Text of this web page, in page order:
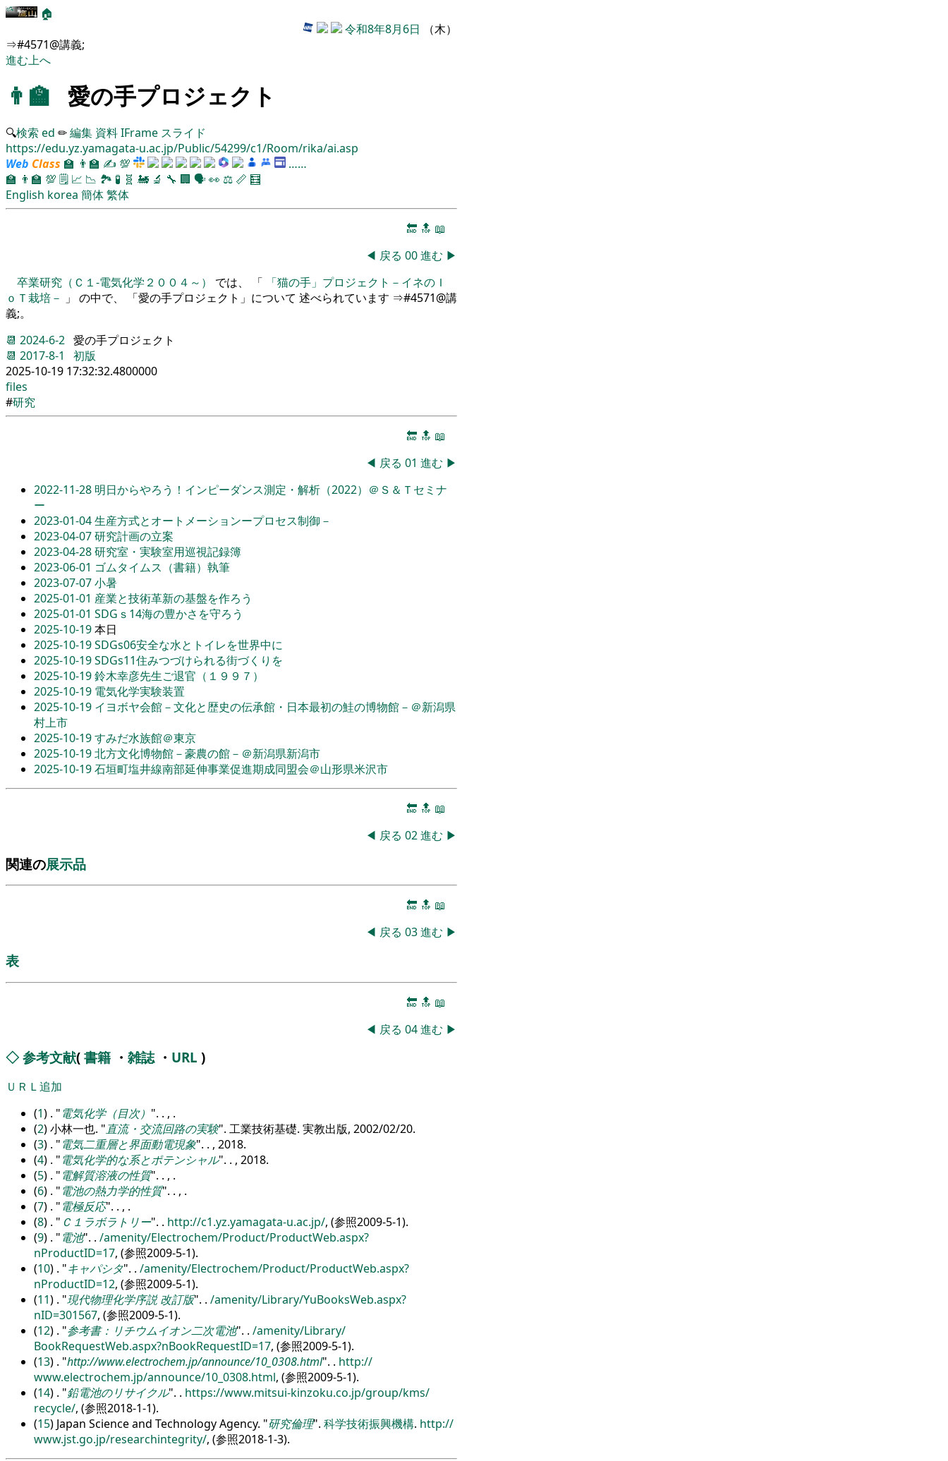
🏠
令和8年8月6日 （木）
⇒#4571@講義;
進む上へ
👨‍🏫 愛の手プロジェクト
🔍検索 ed ✏編集 資料IFrame スライド
https://edu.yz.yamagata-u.ac.jp/Public/54299/c1/Room/rika/ai.asp
Web Class 🏫 👨‍🏫 ✍ 💯
……
🏫 👨‍🏫 💯 🗒️ 📈 📉 🏞 🧪 🧬 🚂 🔬 🔧 🏢 🗣️👀 ⚖️ 📏 🧮
English korea 簡体繁体
🔚 🔝 📖
◀ 戻る 00進む ▶
卒業研究（Ｃ１-電気化学２００４～） では、 「 「猫の手」プロジェクト－イネのＩ
ｏＴ栽培－ 」 の中で、 「愛の手プロジェクト」について 述べられています ⇒#4571@講
義;。
📆 2024-6-2 愛の手プロジェクト
📆 2017-8-1
初版
2025-10-19 17:32:32.4800000
files
#研究
🔚 🔝 📖
◀ 戻る 01 進む ▶
2022-11-28 明日からやろう！インピーダンス測定・解析（2022）＠Ｓ＆Ｔセミナ
ー
2023-01-04生産方式とオートメーションープロセス制御－
2023-04-07研究計画の立案
2023-04-28研究室・実験室用巡視記録簿
2023-06-01 ゴムタイムス（書籍）執筆
2023-07-07小暑
2025-01-01 産業と技術革新の基盤を作ろう
2025-01-01 SDGｓ14海の豊かさを守ろう
2025-10-19本日
2025-10-19SDGs06安全な水とトイレを世界中に
2025-10-19SDGs11住みつづけられる街づくりを
2025-10-19鈴木幸彦先生ご退官（１９９７）
2025-10-19 電気化学実験装置
2025-10-19 イヨボヤ会館－文化と歴史の伝承館・日本最初の鮭の博物館－＠新潟県
村上市
2025-10-19すみだ水族館＠東京
2025-10-19北方文化博物館－豪農の館－＠新潟県新潟市
2025-10-19石垣町塩井線南部延伸事業促進期成同盟会＠山形県米沢市
🔚 🔝 📖
◀ 戻る 02進む ▶
関連の展示品
🔚 🔝 📖
◀ 戻る 03進む ▶
表
🔚 🔝 📖
◀ 戻る 04進む ▶
◇ 参考文献( 書籍 ・ 雑誌・ URL )
ＵＲＬ追加
(1) . 電気化学（目次）
. . , .
(2) 小林一也. 直流・交流回路の実験 . 工業技術基礎. 実教出版, 2002/02/20.
(3) . 電気二重層と界面動電現象 . . , 2018.
(4) . 電気化学的な系とポテンシャル . . , 2018.
(5) . 電解質溶液の性質 . . , .
(6) . 電池の熱力学的性質 . . , .
(7) . 電極反応 . . , .
(8) . Ｃ１ラボラトリー . . http://c1.yz.yamagata-u.ac.jp/, (参照2009-5-1).
(9) . 電池 . . /amenity/Electrochem/Product/ProductWeb.aspx?
nProductID=17, (参照2009-5-1).
(10) . キャパシタ . . /amenity/Electrochem/Product/ProductWeb.aspx?
nProductID=12, (参照2009-5-1).
(11) . 現代物理化学序説 改訂版 . . /amenity/Library/YuBooksWeb.aspx?
nID=301567, (参照2009-5-1).
(12) . 参考書：リチウムイオン二次電池 . . /amenity/Library/
BookRequestWeb.aspx?nBookRequestID=17, (参照2009-5-1).
(13) . http://www.electrochem.jp/announce/10_0308.html . . http://
www.electrochem.jp/announce/10_0308.html, (参照2009-5-1).
(14) . 鉛電池のリサイクル . . https://www.mitsui-kinzoku.co.jp/group/kms/
recycle/, (参照2018-1-1).
(15) Japan Science and Technology Agency. 研究倫理 . 科学技術振興機構. http://
www.jst.go.jp/researchintegrity/, (参照2018-1-3).